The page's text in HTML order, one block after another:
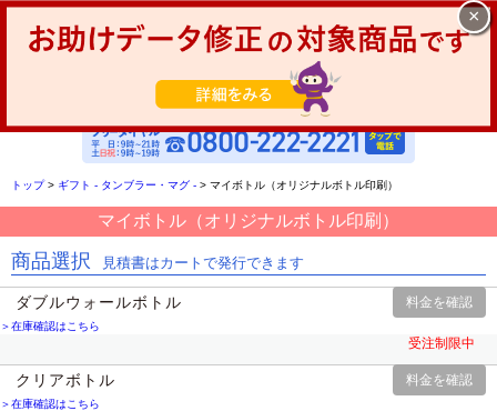
0
ご利用ガイド
トップ > ギフト - タンブラー・マグ - > マイボトル（オリジナルボトル印刷）
マイボトル（オリジナルボトル印刷）
商品選択 見積書はカートで発行できます
ダブルウォールボトル
＞在庫確認はこちら
受注制限中
クリアボトル
＞在庫確認はこちら
×